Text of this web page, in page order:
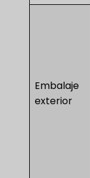
Embalaje
exterior